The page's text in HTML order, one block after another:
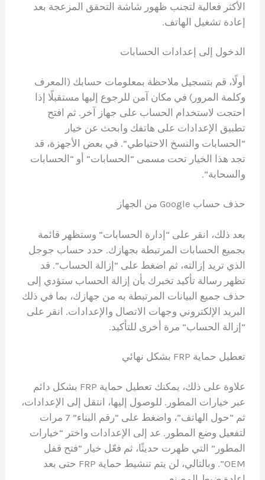
الأكثر فعالية لتجنب ظهور شاشة التحقق المزعجة بعد
إعادة تشغيل الهاتف.
الدخول إلى إعدادات الحسابات
أولًا، قم بتسجيل ملاحظة بمعلومات حسابك (المعرف
وكلمة المرور) في مكان آمن للرجوع إليها مستقبلًا إذا
احتجت لاستخدام الحساب على جهاز آخر. ثم افتح
تطبيق الإعدادات على هاتفك وابحث عن خيار
“الحسابات والنسخ الاحتياطي”. في بعض الأجهزة، قد
تجد هذا الخيار تحت مسمى “الحسابات” أو “الحسابات
والسحابة”.
حذف حساب Google من الجهاز
بعد ذلك، انقر على “إدارة الحسابات” وستظهر قائمة
بجميع الحسابات المرتبطة بجهازك. حدد حساب جوجل
الذي تريد إزالته، ثم اضغط على “إزالة الحساب”. قد
تظهر رسالة تأكيد تخبرك بأن إزالة الحساب ستؤدي إلى
حذف جميع البيانات المرتبطة به من جهازك، بما في ذلك
البريد الإلكتروني وجهات الاتصال والإعدادات. انقر على
“إزالة الحساب” مرة أخرى للتأكيد.
تعطيل حماية FRP بشكل نهائي
علاوة على ذلك، يمكنك تعطيل حماية FRP بشكل دائم
عبر خيارات المطور. للوصول إليها، انتقل إلى الإعدادات،
ثم “حول الهاتف”، واضغط على “رقم البناء” 7 مرات
لتفعيل وضع المطور. عد إلى الإعدادات واختر “خيارات
المطور” التي ظهرت حديثًا، ثم فعّل خيار “فتح قفل
OEM”. وبالتالي، لن يتم تنشيط حماية FRP حتى بعد